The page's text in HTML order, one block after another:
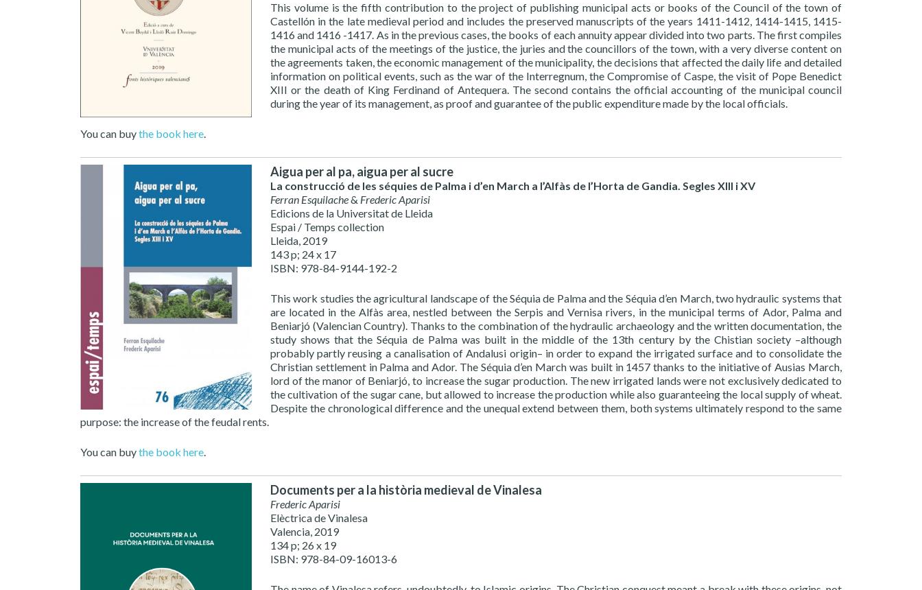
This volume is the fifth contribution to the project of publishing municipal acts or books of the Council of the town of
Castellón in the late medieval period and includes the preserved manuscripts of the years 1411-1412, 1414-1415, 1415-
1416 and 1416 -1417. As in the previous cases, the books of each annuity appear divided into two parts. The first compiles
the municipal acts of the meetings of the justice, the juries and the councillors of the town, with a very diverse content on
the agreements taken, the economic management of the municipality, the decisions that affected the daily life and detailed
information on political events, such as the war of the Interregnum, the Compromise of Caspe, the visit of Pope Benedict
XIII or the death of King Ferdinand of Antequera. The second contains the official accounting of the municipal council
during the year of its management, as proof and guarantee of the public expenditure made by the local officials.
You can buythe book here.
Aigua per al pa, aigua per al sucre
La construcció de les séquies de Palma i d’en March a l’Alfàs de l’Horta de Gandia. Segles XIII i XV
Ferran Esquilache& Frederic Aparisi
Edicions de la Universitat de Lleida
Espai / Temps collection
Lleida, 2019
143 p; 24 x 17
ISBN: 978-84-9144-192-2
This work studies the agricultural landscape of the Séquia de Palma and the Séquia d’en March, two hydraulic systems that
are located in the Alfàs area, nestled between the Serpis and Vernisa rivers, in the municipal terms of Ador, Palma and
Beniarjó (Valencian Country). Thanks to the combination of the hydraulic archaeology and the written documentation, the
study shows that the Séquia de Palma was built in the middle of the 13th century by the Chistian society –although
probably partly reusing a canalisation of Andalusi origin– in order to expand the irrigated surface and to consolidate the
Christian settlement in Palma and Ador. The Séquia d’en March was built in 1457 thanks to the initiative of Ausias March,
lord of the manor of Beniarjó, to increase the sugar production. The new irrigated lands were not exclusively dedicated to
the cultivation of the sugar cane, but allowed to increase the production while also guaranteeing the local supply of wheat.
Despite the chronological difference and the unequal extend between them, both systems ultimately respond to the same
purpose: the increase of the feudal rents.
You can buythe book here.
Documents per a la història medieval de Vinalesa
Frederic Aparisi
Elèctrica de Vinalesa
Valencia, 2019
134 p; 26 x 19
ISBN: 978-84-09-16013-6